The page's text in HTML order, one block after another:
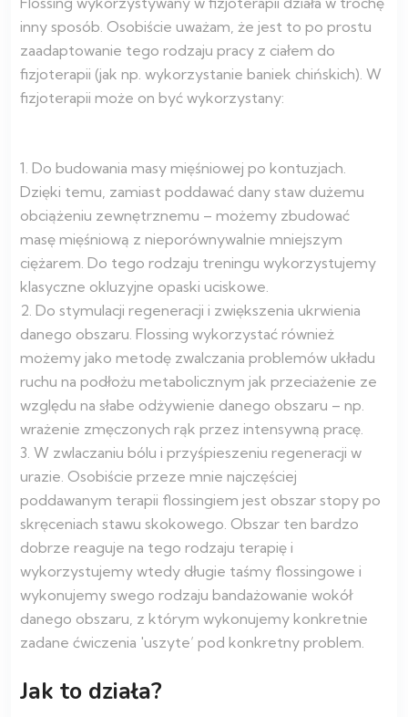
inny sposób. Osobiście uważam, że jest to po prostu
zaadaptowanie tego rodzaju pracy z ciałem do
fizjoterapii (jak np. wykorzystanie baniek chińskich). W
fizjoterapii może on być wykorzystany:
1. Do budowania masy mięśniowej po kontuzjach.
Dzięki temu, zamiast poddawać dany staw dużemu
obciążeniu zewnętrznemu – możemy zbudować
masę mięśniową z nieporównywalnie mniejszym
ciężarem. Do tego rodzaju treningu wykorzystujemy
klasyczne okluzyjne opaski uciskowe.
2. Do stymulacji regeneracji i zwiększenia ukrwienia
danego obszaru. Flossing wykorzystać również
możemy jako metodę zwalczania problemów układu
ruchu na podłożu metabolicznym jak przeciażenie ze
względu na słabe odżywienie danego obszaru – np.
wrażenie zmęczonych rąk przez intensywną pracę.
3. W zwlaczaniu bólu i przyśpieszeniu regeneracji w
urazie. Osobiście przeze mnie najczęściej
poddawanym terapii flossingiem jest obszar stopy po
skręceniach stawu skokowego. Obszar ten bardzo
dobrze reaguje na tego rodzaju terapię i
wykorzystujemy wtedy długie taśmy flossingowe i
wykonujemy swego rodzaju bandażowanie wokół
danego obszaru, z którym wykonujemy konkretnie
zadane ćwiczenia 'uszyte’ pod konkretny problem.
Jak to działa?